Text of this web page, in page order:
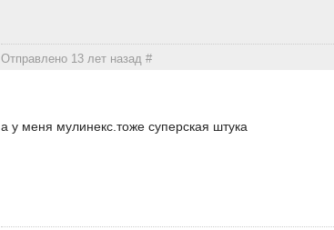
Отправлено 13 лет назад#
а у меня мулинекс.тоже суперская штука